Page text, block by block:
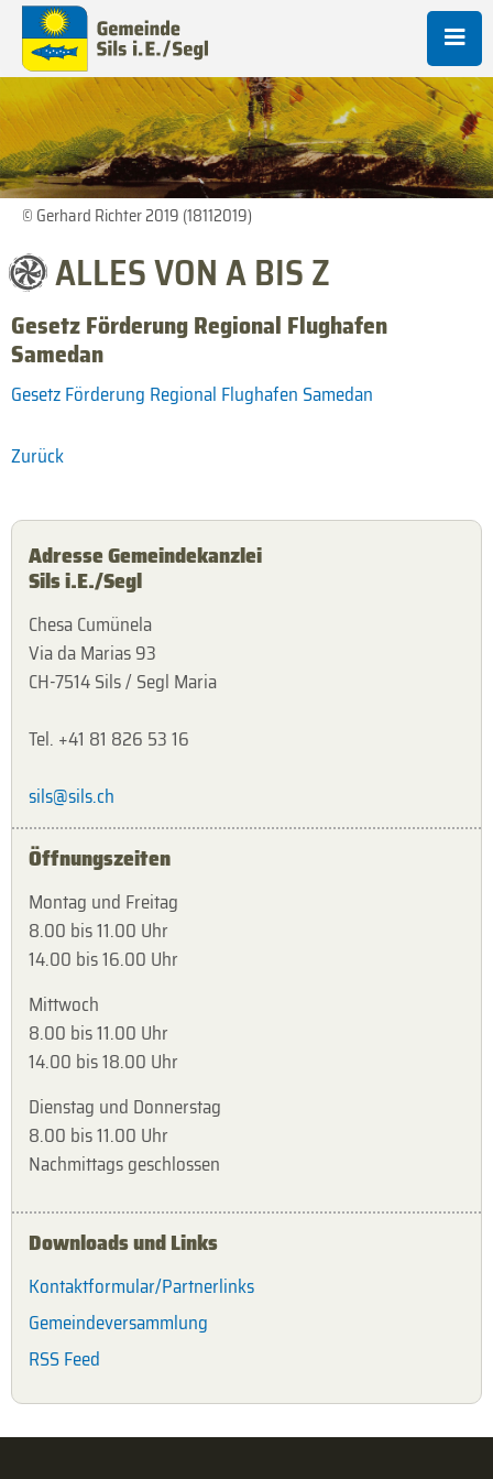
© Gerhard Richter 2019 (18112019)
ALLES VON A BIS Z
Gesetz Förderung Regional Flughafen
Samedan
Gesetz Förderung Regional Flughafen Samedan
Zurück
Adresse Gemeindekanzlei
Sils i.E./Segl
Chesa Cumünela
Via da Marias 93
CH-7514 Sils / Segl Maria
Tel. +41 81 826 53 16
sils@sils.ch
Öffnungszeiten
Montag und Freitag
8.00 bis 11.00 Uhr
14.00 bis 16.00 Uhr
Mittwoch
8.00 bis 11.00 Uhr
14.00 bis 18.00 Uhr
Dienstag und Donnerstag
8.00 bis 11.00 Uhr
Nachmittags geschlossen
Downloads und Links
Kontaktformular/Partnerlinks
Gemeindeversammlung
RSS Feed